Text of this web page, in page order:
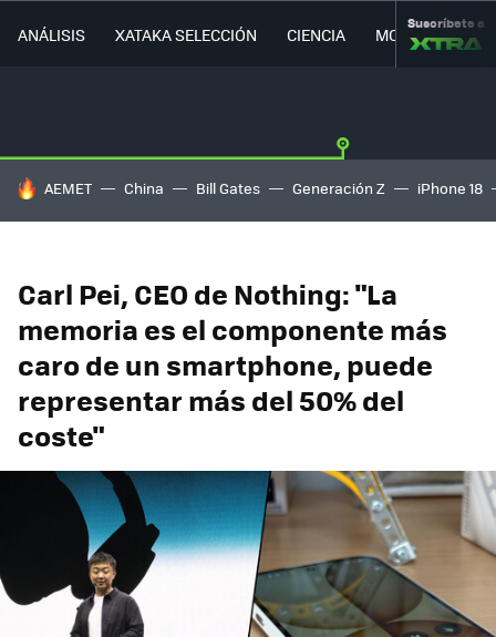
ANÁLISIS XATAKA SELECCIÓN CIENCIA MOVILIDAD
Suscríbete a
HOY SE HABLA DE
AEMET China Bill Gates Generación Z iPhone 18
Carl Pei, CEO de Nothing: "La
memoria es el componente más
caro de un smartphone, puede
representar más del 50% del
coste"